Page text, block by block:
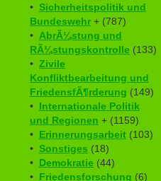
• Sicherheitspolitik und
Bundeswehr + (787)
• AbrÃ¼stung und
RÃ¼stungskontrolle (133)
• Zivile
Konfliktbearbeitung und
FriedensfÃ¶rderung (149)
• Internationale Politik
und Regionen + (1159)
• Erinnerungsarbeit (103)
• Sonstiges (18)
• Demokratie (44)
• Friedensforschung (6)